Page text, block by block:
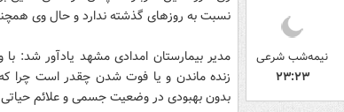
نیمه‌شب شرعی
۲۳:۲۳
نسبت به روزهای گذشته ندارد و حال وی
مدیر بیمارستان امدادی مشهد یادآور شد:
زنده ماندن و یا فوت شدن چقدر است چرا که
بدون بهبودی در وضعیت جسمی و علائم